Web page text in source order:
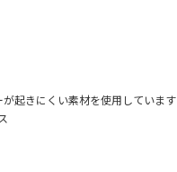
起きにくい素材を使用しています